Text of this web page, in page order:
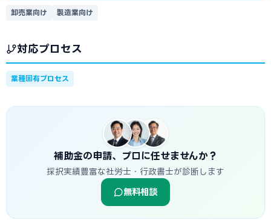
卸売業向け 製造業向け
対応プロセス
業種固有プロセス
補助金の申請、プロに任せませんか？
採択実績豊富な社労士・行政書士が診断します
無料相談